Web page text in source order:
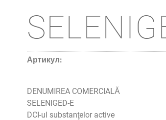
DENUMIREA COMERCIALĂ
SELENIGED-E
DCI-ul substanţelor active